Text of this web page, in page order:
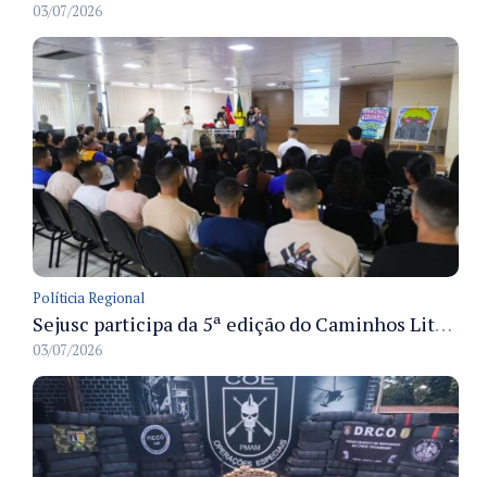
03/07/2026
Políticia Regional
Sejusc participa da 5ª edição do Caminhos Literários com foco na cultura hip-hop nas unidades socioeducativas
03/07/2026